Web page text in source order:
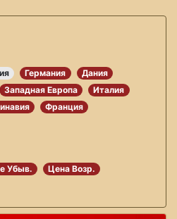
Германия
Дания
Западная Европа
Италия
Франция
Убыв.
Цена Возр.